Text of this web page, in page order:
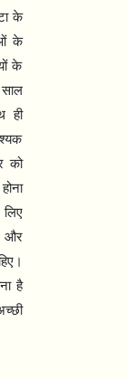
के
के
के
साल
ही
को
और
है